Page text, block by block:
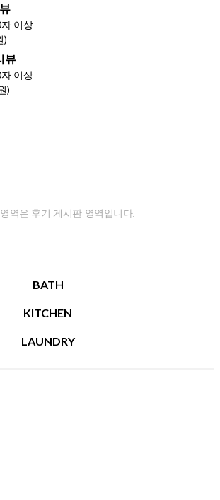
이상
)
뷰
이상
)
역은 후기 게시판 영역입니다.
BATH
KITCHEN
LAUNDRY